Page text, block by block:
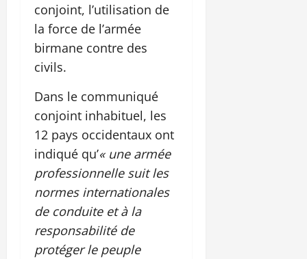
conjoint, l’utilisation de
la force de l’armée
birmane contre des
civils.
Dans le communiqué
conjoint inhabituel, les
12 pays occidentaux ont
indiqué qu’« une armée
professionnelle suit les
normes internationales
de conduite et à la
responsabilité de
protéger le peuple